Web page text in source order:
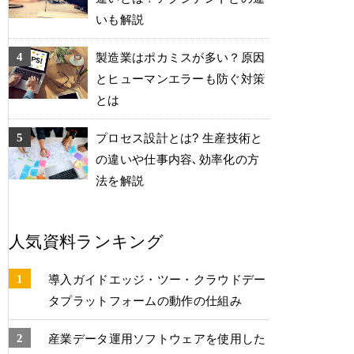
いも解説
製造業はポカミスが多い？原因
とヒューマンエラーも防ぐ対策
とは
プロセス設計とは? 生産技術と
の違いや仕事内容､効率化の方
法を解説
人気資料ランキング
導入ガイドエッジ・ツー・クラウドデー
タプラットフォームの動作の仕組み
産業データ運⽤ソフトウェアを使⽤した